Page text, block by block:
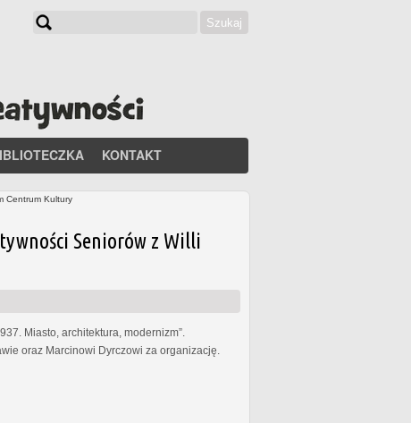
Szukaj
KONTAKT
Centrum Kultury
Seniorów z Willi
Miasto, architektura, modernizm”.
oraz Marcinowi Dyrczowi za organizację.